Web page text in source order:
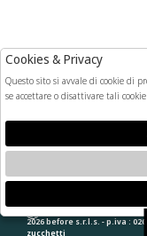
2026 before s.r.l.s. - p.iva :
zucchetti
🍪
Cookies & Privacy
Questo sito si avvale di cookie di
se accettare o disattivare tali